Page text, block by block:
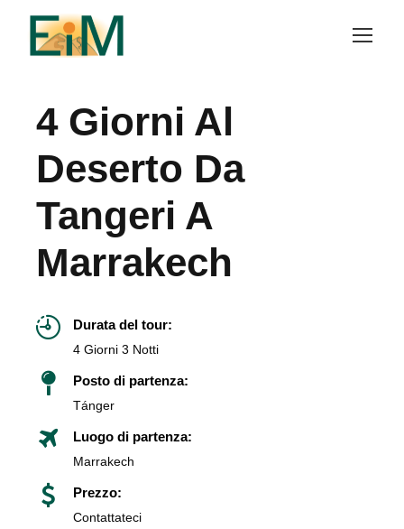
4 Giorni Al
Deserto Da
Tangeri A
Marrakech
Durata del tour:
4 Giorni 3 Notti
Posto di partenza:
Tánger
Luogo di partenza:
Marrakech
Prezzo:
Contattateci